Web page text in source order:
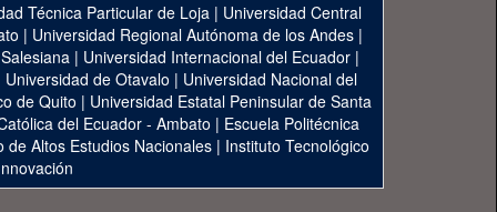
Técnica Particular de Loja | Universidad Central
| Universidad Regional Autónoma de los Andes|
| Universidad Internacional del Ecuador|
Universidad de Otavalo | Universidad Nacional del
de Quito | Universidad Estatal Peninsular de Santa
del Ecuador - Ambato | Escuela Politécnica
de Altos Estudios Nacionales | Instituto Tecnológico